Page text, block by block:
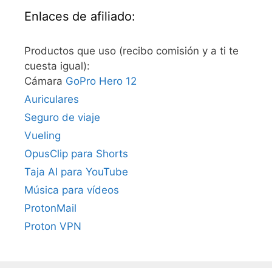
Enlaces de afiliado:
Productos que uso (recibo comisión y a ti te
cuesta igual):
Cámara GoPro Hero 12
Auriculares
Seguro de viaje
Vueling
OpusClip para Shorts
Taja AI para YouTube
Música para vídeos
ProtonMail
Proton VPN